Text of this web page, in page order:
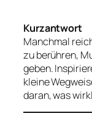
Kurzantwort
Manchmal
zu berühren,
geben.
kleine
daran, was